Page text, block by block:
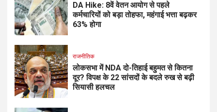
DA Hike: 8वें वेतन आयोग से पहले
कर्मचारियों को बड़ा तोहफा, महंगाई भत्ता बढ़कर
63% होगा
राजनीतिक
लोकसभा में NDA दो-तिहाई बहुमत से कितना
दूर? विपक्ष के 22 सांसदों के बदले रुख से बढ़ी
सियासी हलचल